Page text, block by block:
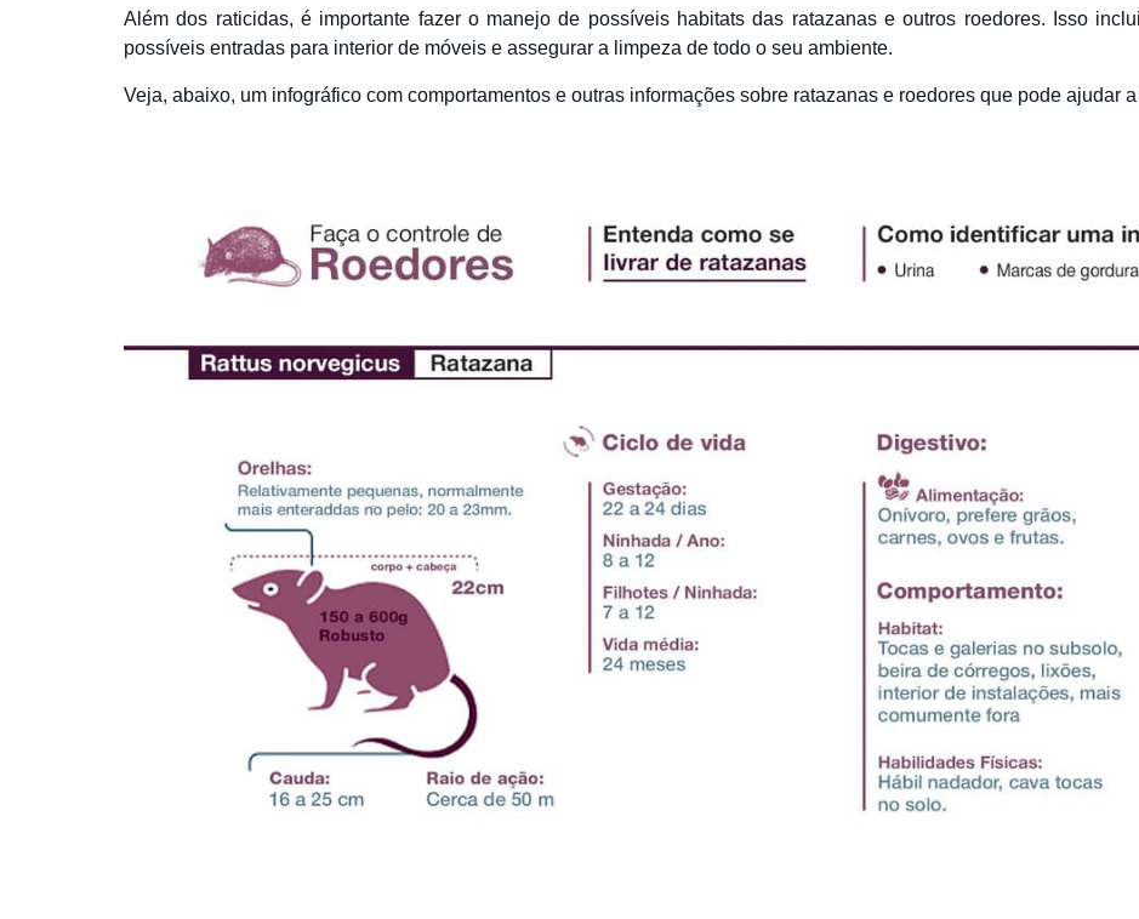
Além dos raticidas, é importante fazer o manejo de possíveis habitats das ratazanas e outros roedores. Isso
possíveis entradas para interior de móveis e assegurar a limpeza de todo o seu ambiente.
Veja, abaixo, um infográfico com comportamentos e outras informações sobre ratazanas e roedores que pode ajudar